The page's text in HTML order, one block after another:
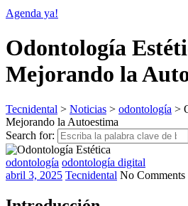
Agenda ya!
Odontología
Mejorando la
Tecnidental > Noticias > odontología >
Mejorando la Autoestima
Search for:
odontología odontología digital
abril 3, 2025 Tecnidental No Comments